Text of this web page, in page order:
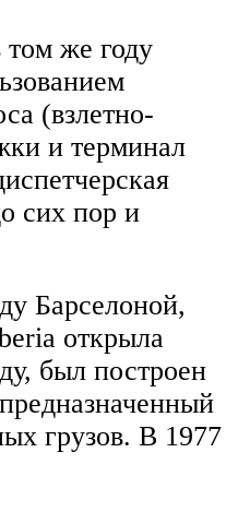
том же году
(взлетно-
и терминал
сих пор и
Барселоной,
открыла
был построен
грузов. В 1977